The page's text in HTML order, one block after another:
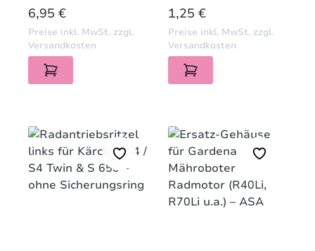
S4 / S4 Twin & S 650
– ohne
Sicherungsring
REGULÄRER PREIS:
6,95 €
Preise inkl. MwSt. zzgl.
Versandkosten
Kärcher S4 / S4 Twin
& S 650 – ersetzt
6.343-162.0
REGULÄRER PREIS:
1,25 €
Preise inkl. MwSt. zzgl.
Versandkosten